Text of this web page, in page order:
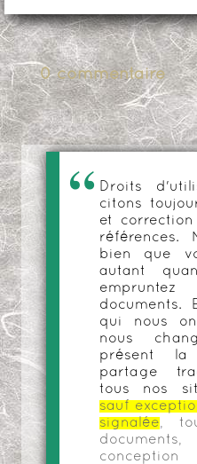
0 commentaire
Droits
citons
et
références.
bien que
autant
documents.
qui nous
nous
présent
partage
tous nos
sauf
signalée ,